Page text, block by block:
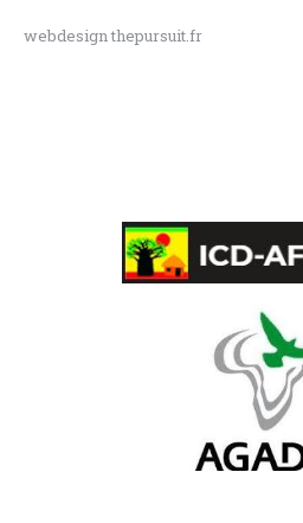
webdesign thepursuit.fr